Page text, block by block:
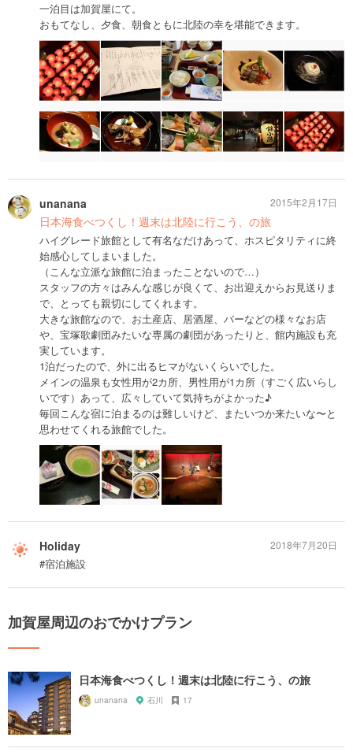
一泊目は加賀屋にて。
おもてなし、夕食、朝食ともに北陸の幸を堪能できます。
unanana
日本海食べつくし！週末は北陸に行こう、の旅
ハイグレード旅館として有名なだけあって、ホスピタリティに終
始感心してしまいました。
（こんな立派な旅館に泊まったことないので…）
スタッフの方々はみんな感じが良くて、お出迎えからお見送りま
で、とっても親切にしてくれます。
大きな旅館なので、お土産店、居酒屋、バーなどの様々なお店
や、宝塚歌劇団みたいな専属の劇団があったりと、館内施設も充
実しています。
1泊だったので、外に出るヒマがないくらいでした。
メインの温泉も女性用が2カ所、男性用が1カ所（すごく広いらし
いです）あって、広々していて気持ちがよかった♪
毎回こんな宿に泊まるのは難しいけど、またいつか来たいな〜と
思わせてくれる旅館でした。
2015年2月17日
Holiday
#宿泊施設
2018年7月20日
加賀屋周辺のおでかけプラン
日本海食べつくし！週末は北陸に行こう、の旅
unanana 石川 17